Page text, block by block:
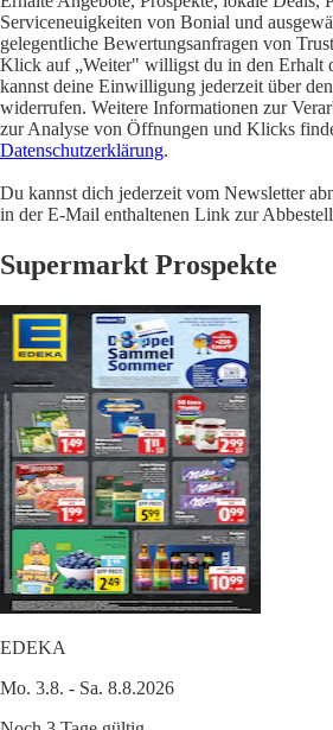
Serviceneuigkeiten von Bonial und
gelegentliche Bewertungsanfragen von
Klick auf „Weiter" willigst du in den Erhalt
kannst deine Einwilligung jederzeit über
widerrufen. Weitere Informationen zur
zur Analyse von Öffnungen und Klicks
Datenschutzerklärung.
Du kannst dich jederzeit vom Newsletter
in der E-Mail enthaltenen Link zur
Supermarkt Prospekte
EDEKA
Mo. 3.8. - Sa. 8.8.2026